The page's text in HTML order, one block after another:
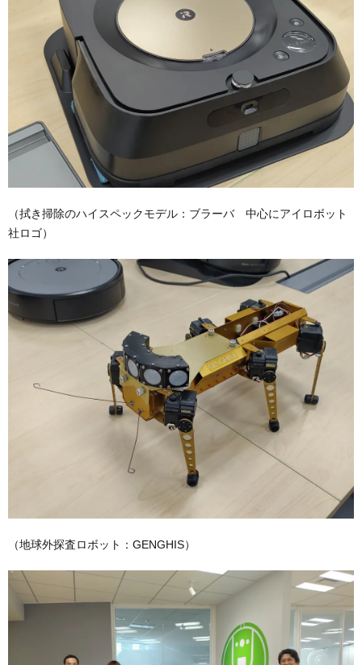
（拭き掃除のハイスペックモデル：ブラーバ 中心にアイロボット
社ロゴ）
（地球外探査ロボット：GENGHIS）